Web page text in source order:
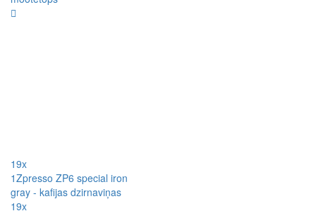
19x
1Zpresso ZP6 special iron
gray - kafijas dzirnaviņas
19x